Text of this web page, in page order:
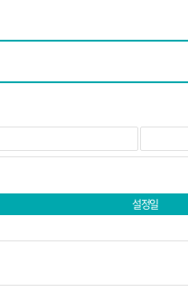
설정일